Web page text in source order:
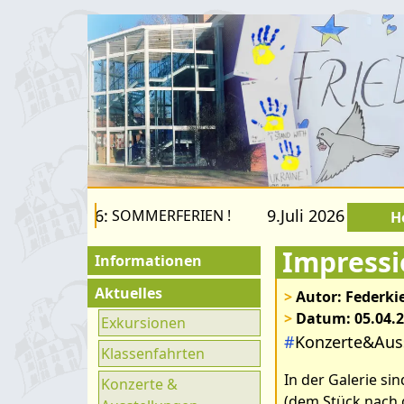
SOMMERFERIEN ! 9.Juli 2026 bis
Informationen
Für Besucher
Schulfamilie
Förderverein
Fachräume
Aktuelles
Exkursionen
Klassenfahrten
Konzerte &
>Autor:
>Datum:
#
In der Galerie
Bilder zum
Drosselbart"